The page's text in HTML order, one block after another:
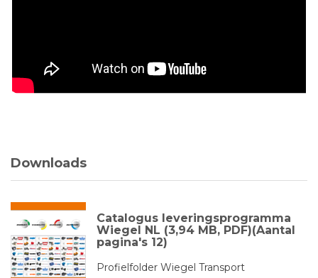
Downloads
Catalogus leveringsprogramma
Wiegel NL (3,94 MB, PDF)(Aantal
pagina's 12)
Profielfolder Wiegel Transport